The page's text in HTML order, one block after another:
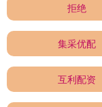
拒绝
集采优配
互利配资